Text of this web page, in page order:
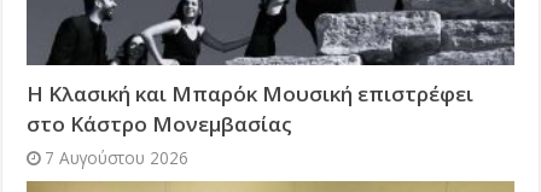
Η Κλασική και Μπαρόκ Μουσική επιστρέφει
στο Κάστρο Μονεμβασίας
7 Αυγούστου 2026